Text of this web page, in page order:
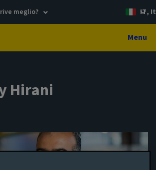
meglio? IT,
Menu
Hirani